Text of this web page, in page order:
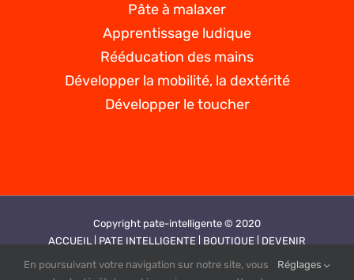
Pâte à malaxer
Apprentissage ludique
Rééducation des mains
Développer la mobilité, la dextérité
Développer le toucher
Copyright pate-intelligente © 2020
ACCUEIL | PATE INTELLIGENTE | BOUTIQUE | DEVENIR
REVENDEUR |
VIDEOS | CONTACT | PLAN DE SITE |
MENTIONS
LEGALES |
CGV | POLITIQUE DE CONFIDENTIALITE
En poursuivant votre navigation sur notre site, vous
Réglages